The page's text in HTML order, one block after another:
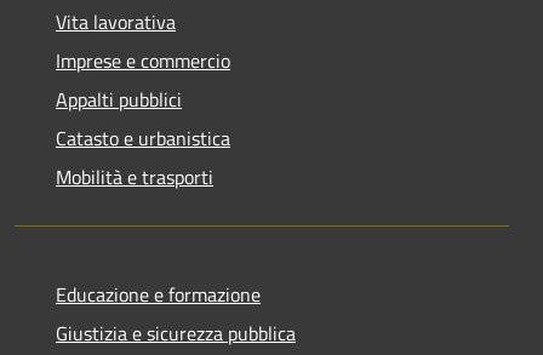
Vita lavorativa
Imprese e commercio
Appalti pubblici
Catasto e urbanistica
Mobilità e trasporti
Educazione e formazione
Giustizia e sicurezza pubblica